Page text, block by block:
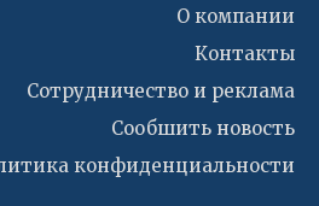
О компании
Контакты
Сотрудничество и реклама
Сообшить новость
конфиденциальности